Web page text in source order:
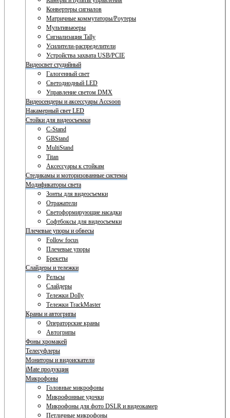
Конвертеры сигналов
Матричные коммутаторы/Роутеры
Мультивьюеры
Сигнализация Tally
Усилители-распределители
Устройства захвата USB/PCIE
Видеосвет студийный
Галогенный свет
Светодиодный LED
Управление светом DMX
Видеосендеры и аксессуары Accsoon
Накамерный свет LED
Стойки для видеосъемки
C-Stand
GBStand
MultiStand
Titan
Аксессуары к стойкам
Стедикамы и моторизованные системы
Модификаторы света
Зонты для видеосъемки
Отражатели
Светоформирующие насадки
Софтбоксы для видеосъемки
Плечевые упоры и обвесы
Follow focus
Плечевые упоры
Брекеты
Слайдеры и тележки
Рельсы
Слайдеры
Тележки Dolly
Тележки TrackMaster
Краны и автогрипы
Операторские краны
Автогрипы
Фоны хромакей
Телесуфлеры
Мониторы и видоискатели
iMate продукция
Микрофоны
Головные микрофоны
Микрофонные удочки
Микрофоны для фото DSLR и видеокамер
Петличные микрофоны